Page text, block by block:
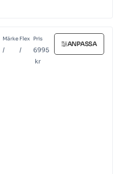
Märke
/
Flex
/
Pris
6995
kr
ANPASSA